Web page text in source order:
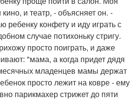
и театр, - объясняет он. -
ребенку конфету и иду играть с
случае потихоньку стригу.
просто поиграть, и даже
"мама, а когда придет дядя
младенцев мамы держат
просто лежит на ковре - ему
парикмахер стрижет до пяти